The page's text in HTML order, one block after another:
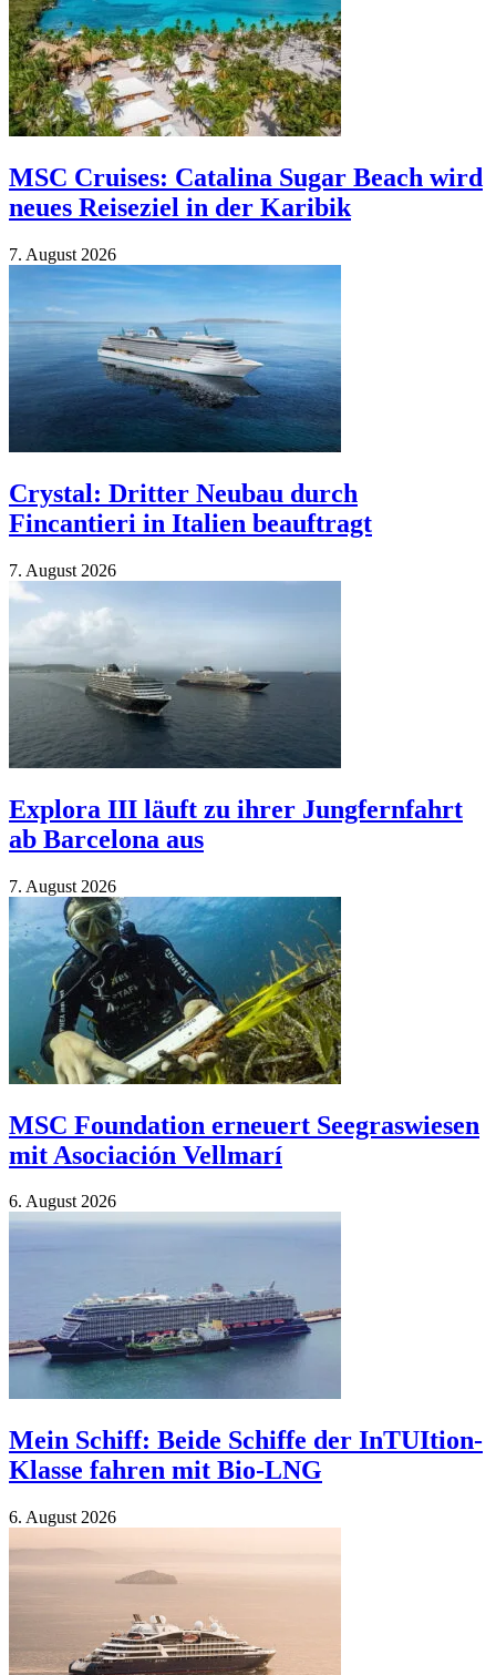
MSC Cruises: Catalina Sugar Beach wird
neues Reiseziel in der Karibik
7. Au­gust 2026
Crystal: Dritter Neubau durch
Fincantieri in Italien beauftragt
7. Au­gust 2026
Explora III läuft zu ihrer Jungfernfahrt
ab Barcelona aus
7. Au­gust 2026
MSC Foundation erneuert Seegraswiesen
mit Asociación Vellmarí
6. Au­gust 2026
Mein Schiff: Beide Schiffe der InTUItion-
Klasse fahren mit Bio-LNG
6. Au­gust 2026